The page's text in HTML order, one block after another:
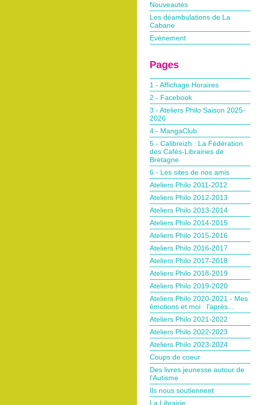
Nouveautés
Les déambulations de La
Cabane
Evènement
Pages
1 - Affichage Horaires
2 - Facebook
3 - Ateliers Philo Saison 2025-
2026
4 - MangaClub
5 - Calibreizh : La Fédération
des Cafés-Librairies de
Bretagne
6 - Les sites de nos amis
Ateliers Philo 2011-2012
Ateliers Philo 2012-2013
Ateliers Philo 2013-2014
Ateliers Philo 2014-2015
Ateliers Philo 2015-2016
Ateliers Philo 2016-2017
Ateliers Philo 2017-2018
Ateliers Philo 2018-2019
Ateliers Philo 2019-2020
Ateliers Philo 2020-2021 - Mes
émotions et moi : l'après...
Ateliers Philo 2021-2022
Ateliers Philo 2022-2023
Ateliers Philo 2023-2024
Coups de coeur
Des livres jeunesse autour de
l'Autisme
Ils nous soutiennent
La Librairie